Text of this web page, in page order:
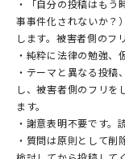
・「自分の投稿はもう
事事件化されないか？
します。被害者側のフ
・純粋に法律の勉強、
・テーマと異なる投
し、被害者側のフリを
ます。
・謝意表明不要です。
・質問は原則として削